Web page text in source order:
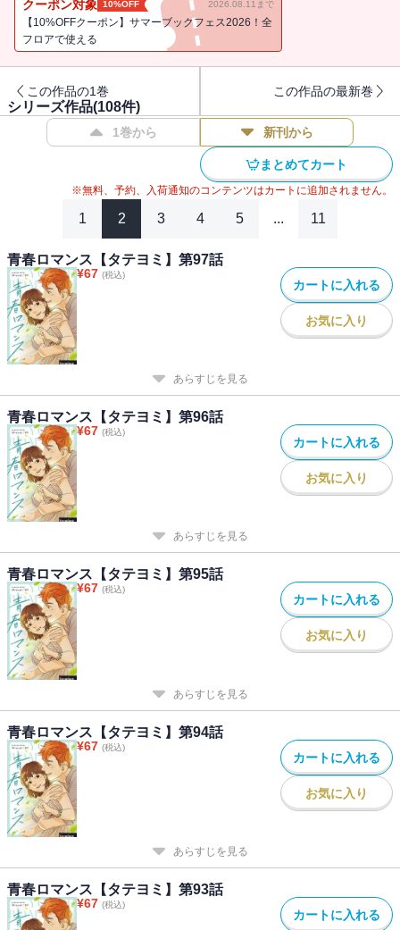
クーポン対象 10%OFF 2026.08.11まで
【10%OFFクーポン】サマーブックフェス2026！全
フロアで使える
この作品の1巻 この作品の最新巻
シリーズ作品(108件)
1巻から 新刊から
まとめてカート
※無料、予約、入荷通知のコンテンツはカートに追加されません。
1 2 3 4 5 ... 11
青春ロマンス【タテヨミ】第97話
¥67 (税込)
カートに入れる
お気に入り
あらすじを見る
青春ロマンス【タテヨミ】第96話
¥67 (税込)
カートに入れる
お気に入り
あらすじを見る
青春ロマンス【タテヨミ】第95話
¥67 (税込)
カートに入れる
お気に入り
あらすじを見る
青春ロマンス【タテヨミ】第94話
¥67 (税込)
カートに入れる
お気に入り
あらすじを見る
青春ロマンス【タテヨミ】第93話
¥67 (税込)
カートに入れる